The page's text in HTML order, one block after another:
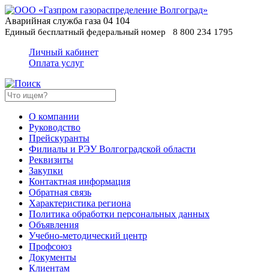
Аварийная служба газа 04 104
Единый бесплатный федеральный номер
8 800 234 1795
Личный кабинет
Оплата услуг
О компании
Руководство
Прейскуранты
Филиалы и РЭУ Волгоградской области
Реквизиты
Закупки
Контактная информация
Обратная связь
Характеристика региона
Политика обработки персональных данных
Oбъявления
Учебно-методический центр
Профсоюз
Документы
Клиентам